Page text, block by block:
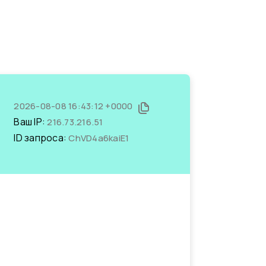
2026-08-08 16:43:12 +0000
Ваш IP:216.73.216.51
ID запроса:ChVD4a6kaiE1